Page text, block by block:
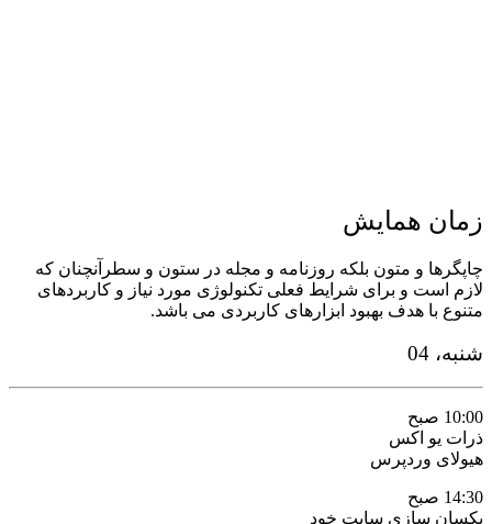
زمان همایش
چاپگرها و متون بلکه روزنامه و مجله در ستون و سطرآنچنان که
لازم است و برای شرایط فعلی تکنولوژی مورد نیاز و کاربردهای
متنوع با هدف بهبود ابزارهای کاربردی می باشد.
شنبه، 04
10:00 صبح
ذرات یو اکس
هیولای وردپرس
14:30 صبح
یکسان سازی سایت خود